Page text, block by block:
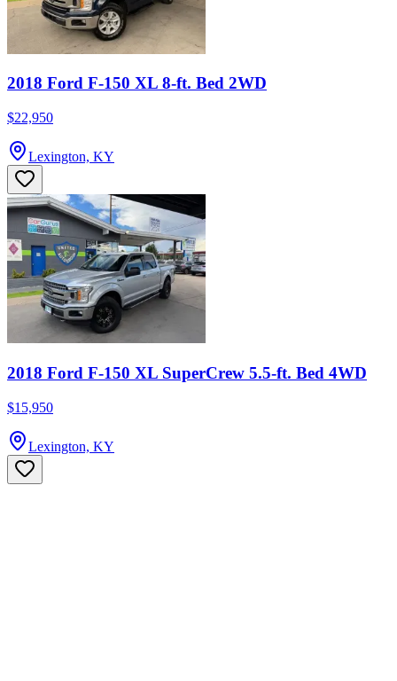
2018 Ford F-150 XL 8-ft. Bed 2WD
$22,950
Lexington, KY
2018 Ford F-150 XL SuperCrew 5.5-ft. Bed 4WD
$15,950
Lexington, KY